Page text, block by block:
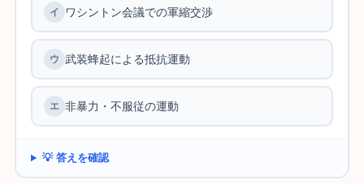
ワシントン会議での軍縮交渉
武装蜂起による抵抗運動
非暴力・不服従の運動
💡 答えを確認